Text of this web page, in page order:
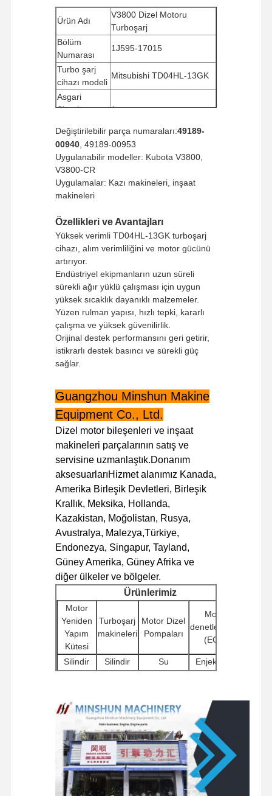
Evde Ürün VR Gösterisi Hakkımızda
Fabrika Turu Kalite Kontrol
Bizimle
İletişim
Davalar
Perkins Motoru
Isuzu Motoru
Cummins Motoru
Ürün Adı
V3800 Dizel Motoru
Turboşarj
Bölüm
Numarası
1J595-17015
Turbo şarj
cihazı modeli
Mitsubishi TD04HL-13GK
Asgari
Sipariş
1 parça
Ödeme Yolu
Western Union, T/T
Nakliye
yöntemi
UPS/DHL/EMS/TNT/FedEx
Değiştirilebilir parça numaraları:49189-
00940, 49189-00953
Uygulanabilir modeller: Kubota V3800,
V3800-CR
Uygulamalar: Kazı makineleri, inşaat
makineleri
Özellikleri ve Avantajları
Yüksek verimli TD04HL-13GK turboşarj
cihazı, alım verimliliğini ve motor gücünü
artırıyor.
Endüstriyel ekipmanların uzun süreli
sürekli ağır yüklü çalışması için uygun
yüksek sıcaklık dayanıklı malzemeler.
Yüzen rulman yapısı, hızlı tepki, kararlı
çalışma ve yüksek güvenilirlik.
Orijinal destek performansını geri getirir,
istikrarlı destek basıncı ve sürekli güç
sağlar.
Guangzhou Minshun Makine
Equipment Co., Ltd.
Dizel motor bileşenleri ve inşaat
makineleri parçalarının satış ve
servisine uzmanlaştık.Donanım
aksesuarlarıHizmet alanımız Kanada,
Amerika Birleşik Devletleri, Birleşik
Krallık, Meksika, Hollanda,
Kazakistan, Moğolistan, Rusya,
Avustralya, Malezya,Türkiye,
Endonezya, Singapur, Tayland,
Güney Amerika, Güney Afrika ve
diğer ülkeler ve bölgeler.
Ürünlerimiz
Motor
Yeniden
Yapım
Kütesi
Turboşarj
makineleri
Motor Dizel
Pompaları
Motor
denetleyicileri
(ECU)
Silindir
Blokları
Silindir
başları
Su
Pompaları
Enjeksiyon
makineleri
motorlar
Filtreler
Aksesuarları
Hidrolik
Pompalar
Döner
bileşenler
Dağıtıcı
Valflar
Seyahat
Motoru
Montajları
Şasi
bileşenleri ve
diğer
aksesuarlar